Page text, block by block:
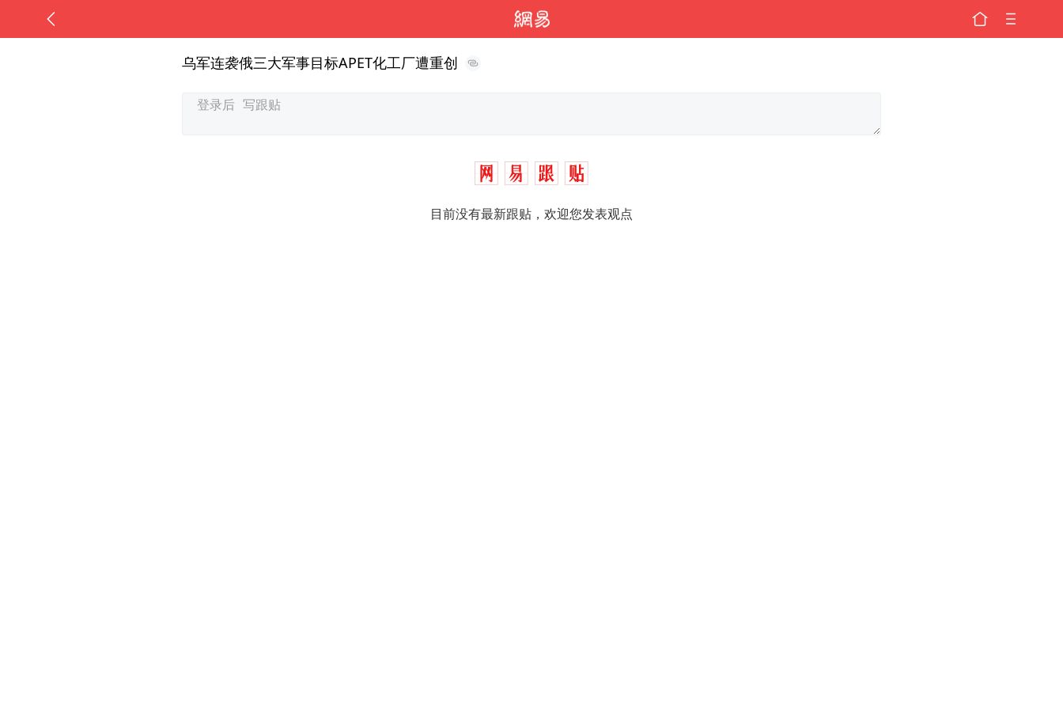
乌军连袭俄三大军事目标APET化工厂遭重创
目前没有最新跟贴，欢迎您发表观点